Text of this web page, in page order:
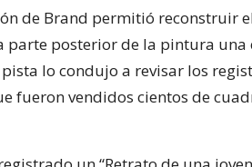
de Brand permitió reconstruir
parte posterior de la pintura
pista lo condujo a revisar los
fueron vendidos cientos de